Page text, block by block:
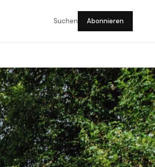
Suchen Abonnieren